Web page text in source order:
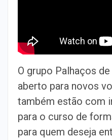
O grupo Palhaços
aberto para novos
também estão com
para o curso de
para quem deseja